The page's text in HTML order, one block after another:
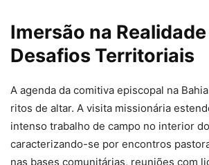
Imersão na
Desafios Territoriais
A agenda da comitiva episcopal na
ritos de altar. A visita missionária
intenso trabalho de campo no interior
caracterizando-se por encontros
nas bases comunitárias, reuniões com